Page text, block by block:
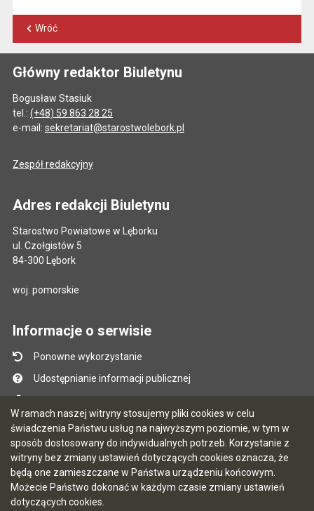
W ramach naszej witryny stosujemy pliki cookies w celu
świadczenia Państwu usług na najwyższym poziomie, w tym w
sposób dostosowany do indywidualnych potrzeb. Korzystanie z
witryny bez zmiany ustawień dotyczących cookies oznacza, że
będą one zamieszczane w Państwa urządzeniu końcowym.
Możecie Państwo dokonać w każdym czasie zmiany ustawień
dotyczących cookies.
Wróć
Główny redaktor Biuletynu
Bogusław Stasiuk
tel.: (+48) 59 863 28 25
e-mail: sekretariat@starostwolebork.pl
Zespół redakcyjny
Adres redakcji Biuletynu
Starostwo Powiatowe w Lęborku
ul. Czołgistów 5
84-300 Lębork
woj. pomorskie
Informacje o serwisie
Ponowne wykorzystanie
Udostępnianie informacji publicznej
Mapa serwisu
Instrukcja obsługi
Statystyki oglądalności
Ostatnio dodane
Ostatnia aktualizacja BIP: 05.08.2026 12:11